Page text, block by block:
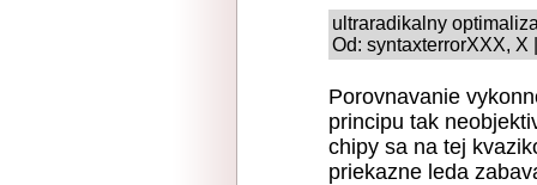
ultraradikalny
Od: syntaxterrorXXX, X
Porovnavanie
principu tak
chipy sa na tej
priekazne leda